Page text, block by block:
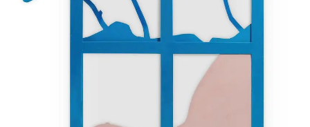
CATALOGUE DES OEUVRES
LES EX-VOTO
LES OUTILS DU PEINTRE
LES TIRS, CIBLES ET FLIPPERS
PORTRAITS, PAYSAGES ET DÉCOUPAGES
CONTACT